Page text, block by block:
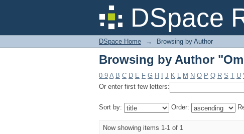
DSpace
Browsing by Author
DSpace Home → Browsing by Author
Browsing by Author
0-9 A B C D E F G H J K L M N O P Q R S T U
Or enter first few letters:
Sort by: Order:
Now showing items 1-1 of 1